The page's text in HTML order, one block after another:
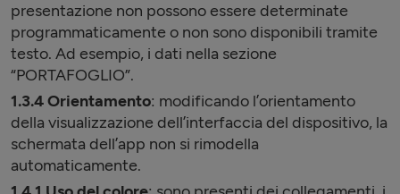
presentazione non possono essere determinate
programmaticamente o non sono disponibili tramite
testo. Ad esempio, i dati nella sezione
“PORTAFOGLIO”.
1.3.4 Orientamento: modificando l’orientamento
della visualizzazione dell’interfaccia del dispositivo, la
schermata dell’app non si rimodella
automaticamente.